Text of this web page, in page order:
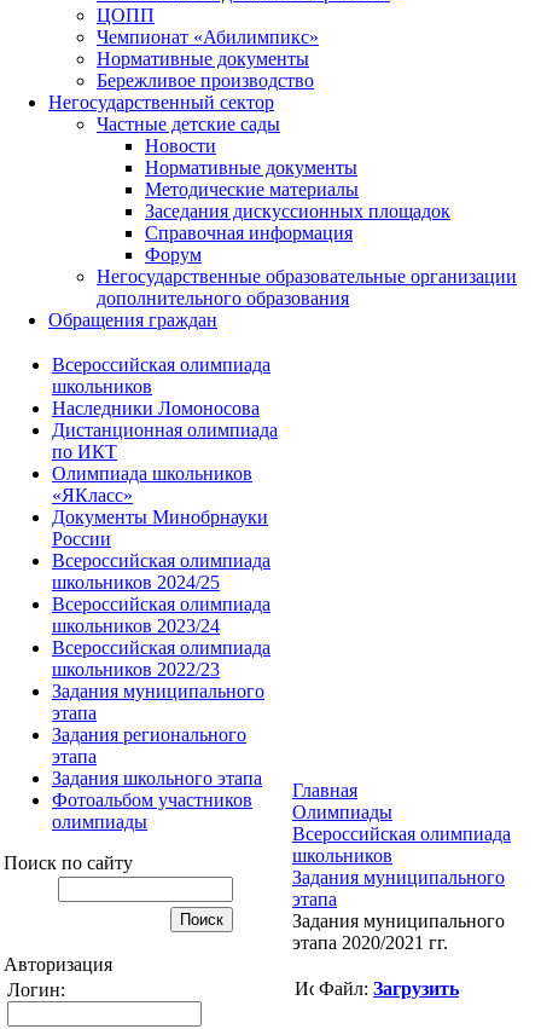
ЦОПП
Чемпионат «Абилимпикс»
Нормативные документы
Бережливое производство
Негосударственный сектор
Частные детские сады
Новости
Нормативные документы
Методические материалы
Заседания дискуссионных площадок
Справочная информация
Форум
Негосударственные образовательные организации
дополнительного образования
Обращения граждан
Всероссийская олимпиада
школьников
Наследники Ломоносова
Дистанционная олимпиада
по ИКТ
Олимпиада школьников
«ЯКласс»
Документы Минобрнауки
России
Всероссийская олимпиада
школьников 2024/25
Всероссийская олимпиада
школьников 2023/24
Всероссийская олимпиада
школьников 2022/23
Задания муниципального
этапа
Задания регионального
этапа
Задания школьного этапа
Фотоальбом участников
олимпиады
Поиск по сайту
Авторизация
Логин:
Главная
Олимпиады
Всероссийская олимпиада
школьников
Задания муниципального
этапа
Задания муниципального
этапа 2020/2021 гг.
Файл: Загрузить